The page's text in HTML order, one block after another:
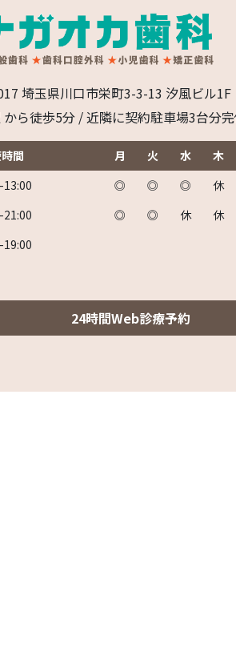
埼玉県川口市栄町3-3-13 汐風ビル1F
ら徒歩5分 / 近隣に契約駐車場3台分
間 月 火 水 木
13:00
◎ ◎ ◎ 休
21:00
◎ ◎ 休 休
19:00
24時間Web診療予約